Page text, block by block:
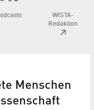
WISTA-
Redaktion
Menschen